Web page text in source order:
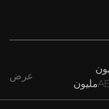
عرض